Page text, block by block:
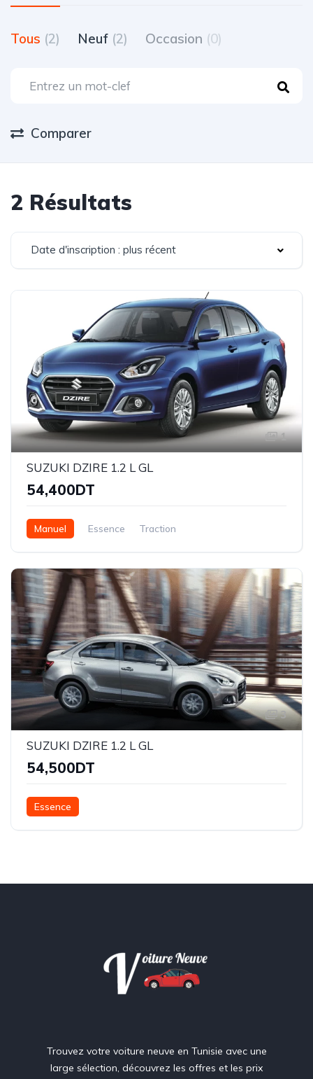
Tous (2) Neuf (2) Occasion (0)
Comparer
2 Résultats
Date d'inscription : plus récent
1
SUZUKI DZIRE 1.2 L GL
54,400DT
Manuel Essence Traction
3
SUZUKI DZIRE 1.2 L GL
54,500DT
Essence
Trouvez votre voiture neuve en Tunisie avec une
large sélection, découvrez les offres et les prix